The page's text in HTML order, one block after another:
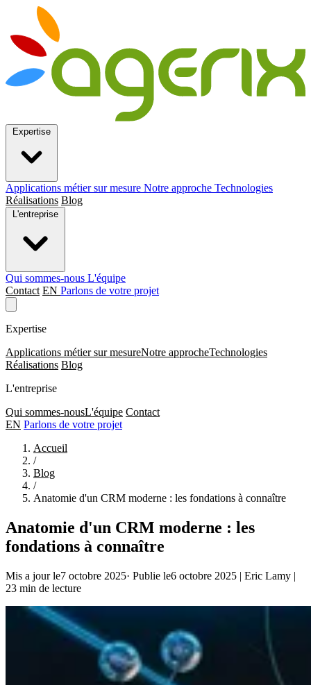
Applications métier sur mesure Notre approche Technologies
Réalisations Blog
Qui sommes-nous L'équipe
Contact EN Parlons de votre projet
Expertise
Applications métier sur mesureNotre approcheTechnologies
Réalisations Blog
L'entreprise
Qui sommes-nousL'équipe Contact
EN Parlons de votre projet
Accueil
/
Blog
/
Anatomie d'un CRM moderne : les fondations à connaître
Anatomie d'un CRM moderne : les
fondations à connaître
Mis a jour le7 octobre 2025· Publie le6 octobre 2025 | Eric Lamy |
23 min de lecture